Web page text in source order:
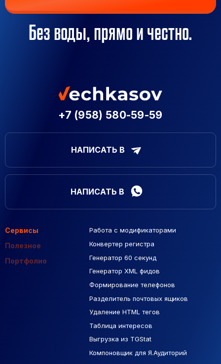
Без воды, прямо и честно.
+7 (958) 580-59-59
НАПИСАТЬ В
НАПИСАТЬ В
Сервисы
Полезное
Портфолио
Работа с модификаторами
Конвертер регистра
Генератор 60 секунд
Генератор XML фидов
Формирование телефонов
Разделитель почтовых ящиков
Удаление HTML тегов
Таблица интересов
Выгрузка из TGStat
Компоновщик для Я.Аудиторий
Подборка сайтов
Макеты Figma
База Яндекс Карты
РСЯ площадки
Созданные сайты
Контекстная реклама